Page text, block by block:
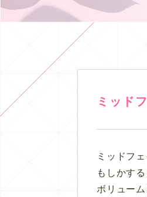
ミッド
ミッドフ
もしかす
ボリュー